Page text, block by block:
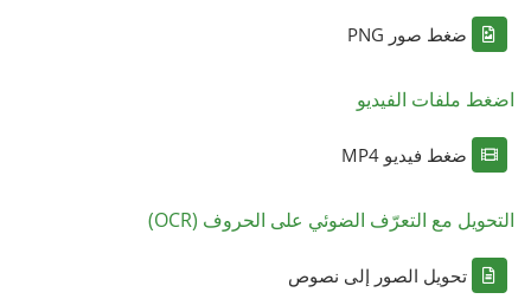
ضغط صور PNG
اضغط ملفات الفيديو
ضغط فيديو MP4
التحويل مع التعرّف الضوئي على الحروف (OCR)
تحويل الصور إلى نصوص